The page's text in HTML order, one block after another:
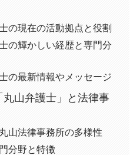
の現在の活動拠点と役割
の輝かしい経歴と専門分
の最新情報やメッセージ
山弁護士」と法律事
山法律事務所の多様性
分野と特徴